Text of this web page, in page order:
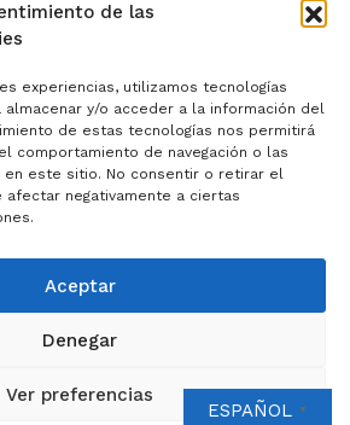
de las
experiencias, utilizamos tecnologías
y/o acceder a la información del
de estas tecnologías nos permitirá
comportamiento de navegación o las
en este sitio. No consentir o retirar el
afectar negativamente a ciertas
Aceptar
Denegar
Ver preferencias
Aviso legal
de privacidad
Cookies
Colaboradores
generales
Ourense – web porArtisplendore
ESPAÑOL ▼